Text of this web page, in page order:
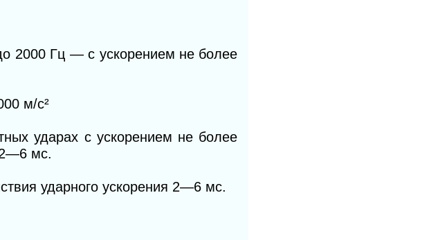
2000 Гц — с ускорением не более
м/с²
ударах с ускорением не более
2—6 мс.
ударного ускорения 2—6 мс.